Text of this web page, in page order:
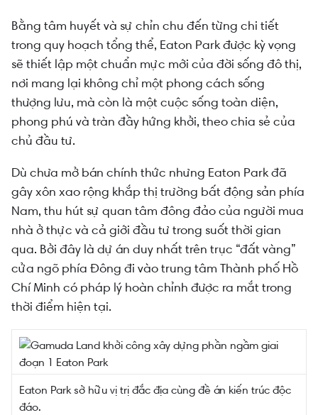
Bằng tâm huyết và sự chỉn chu đến từng chi tiết
trong quy hoạch tổng thể, Eaton Park được kỳ vọng
sẽ thiết lập một chuẩn mực mới của đời sống đô thị,
nơi mang lại không chỉ một phong cách sống
thượng lưu, mà còn là một cuộc sống toàn diện,
phong phú và tràn đầy hứng khởi, theo chia sẻ của
chủ đầu tư.
Dù chưa mở bán chính thức nhưng Eaton Park đã
gây xôn xao rộng khắp thị trường bất động sản phía
Nam, thu hút sự quan tâm đông đảo của người mua
nhà ở thực và cả giới đầu tư trong suốt thời gian
qua. Bởi đây là dự án duy nhất trên trục “đất vàng”
cửa ngõ phía Đông đi vào trung tâm Thành phố Hồ
Chí Minh có pháp lý hoàn chỉnh được ra mắt trong
thời điểm hiện tại.
Eaton Park sở hữu vị trị đắc địa cùng đề án kiến trúc độc
đáo.